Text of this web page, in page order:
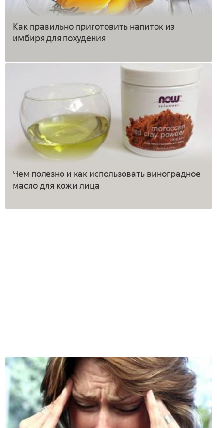
Как правильно приготовить напиток из
имбиря для похудения
Чем полезно и как использовать виноградное
масло для кожи лица